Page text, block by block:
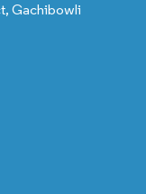
Gachibowli